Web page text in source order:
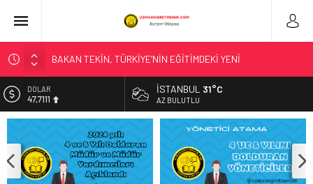
BAKAN TEKİN, TÜRKİYE’NİN EĞİTİMDEKİ YENİ
YANSIMALARINI DEĞERLENDİRDİ
WISE” DERGİSİNİN ÜÇÜNCÜ SAYISI YAYIMLANDI
“KAHRAMANIM MEHMETÇİK VE VATAN” TEMALI RESİM
YARIŞMASINDA HALK OYLAMASI BAŞLADI
“TÜRK DÜNYASI KÜLTÜR ATLASI ÇALIŞTAYI”, BAKAN
DOLAR
47,7111
ALTIN
6.660,55
İSTANBUL 31°C
AZ BULUTLU